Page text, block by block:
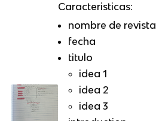
Caracteristicas:
nombre de revista
fecha
titulo
idea 1
idea 2
idea 3